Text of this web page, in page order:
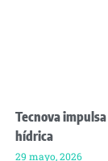
Tecnova
hídrica
29 mayo, 2026